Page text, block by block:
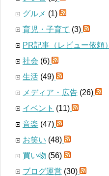
グルメ (1)
育児・子育て (3)
PR記事（レビュー依頼）
社会 (6)
生活 (49)
メディア・広告 (26)
イベント (11)
音楽 (47)
お笑い (48)
買い物 (56)
ブログ運営 (30)